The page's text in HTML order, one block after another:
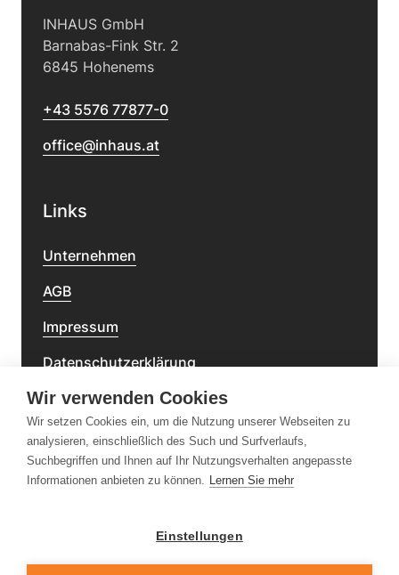
INHAUS GmbH
Barnabas-Fink Str. 2
6845 Hohenems
+43 5576 77877-0
office@inhaus.at
Links
Unternehmen
AGB
Impressum
Datenschutzerklärung
Barrierefreiheitserklärung
Newsletter
Wir verwenden Cookies
Wir setzen Cookies ein, um die Nutzung unserer Webseiten zu
analysieren, einschließlich des Such und Surfverlaufs,
Suchbegriffen und Ihnen auf Ihr Nutzungsverhalten angepasste
Informationen anbieten zu können. Lernen Sie mehr
Einstellungen